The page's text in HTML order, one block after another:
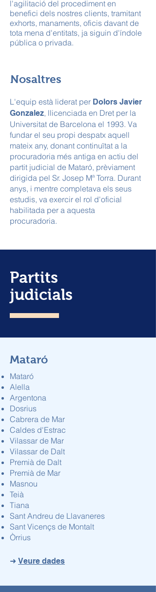
l'agilitació del procediment en
benefici dels nostres clients, tramitant
exhorts, manaments, oficis davant de
tota mena d'entitats, ja siguin d'índole
pública o privada.
Nosaltres
L'equip està liderat per Dolors Javier
Gonzalez, llicenciada en Dret per la
Universitat de Barcelona el 1993. Va
fundar el seu propi despatx aquell
mateix any, donant continuïtat a la
procuradoria més antiga en actiu del
partit judicial de Mataró, prèviament
dirigida pel Sr. Josep Mª Torra. Durant
anys, i mentre completava els seus
estudis, va exercir el rol d'oficial
habilitada per a aquesta
procuradoria.
Partits
judicials
Mataró
Mataró
Alella
Argentona
Dosrius
Cabrera de Mar
Caldes d'Estrac
Vilassar de Mar
Vilassar de Dalt
Premià de Dalt
Premià de Mar
Masnou
Teià
Tiana
Sant Andreu de Llavaneres
Sant Vicençs de Montalt
Òrrius
➜ Veure dades